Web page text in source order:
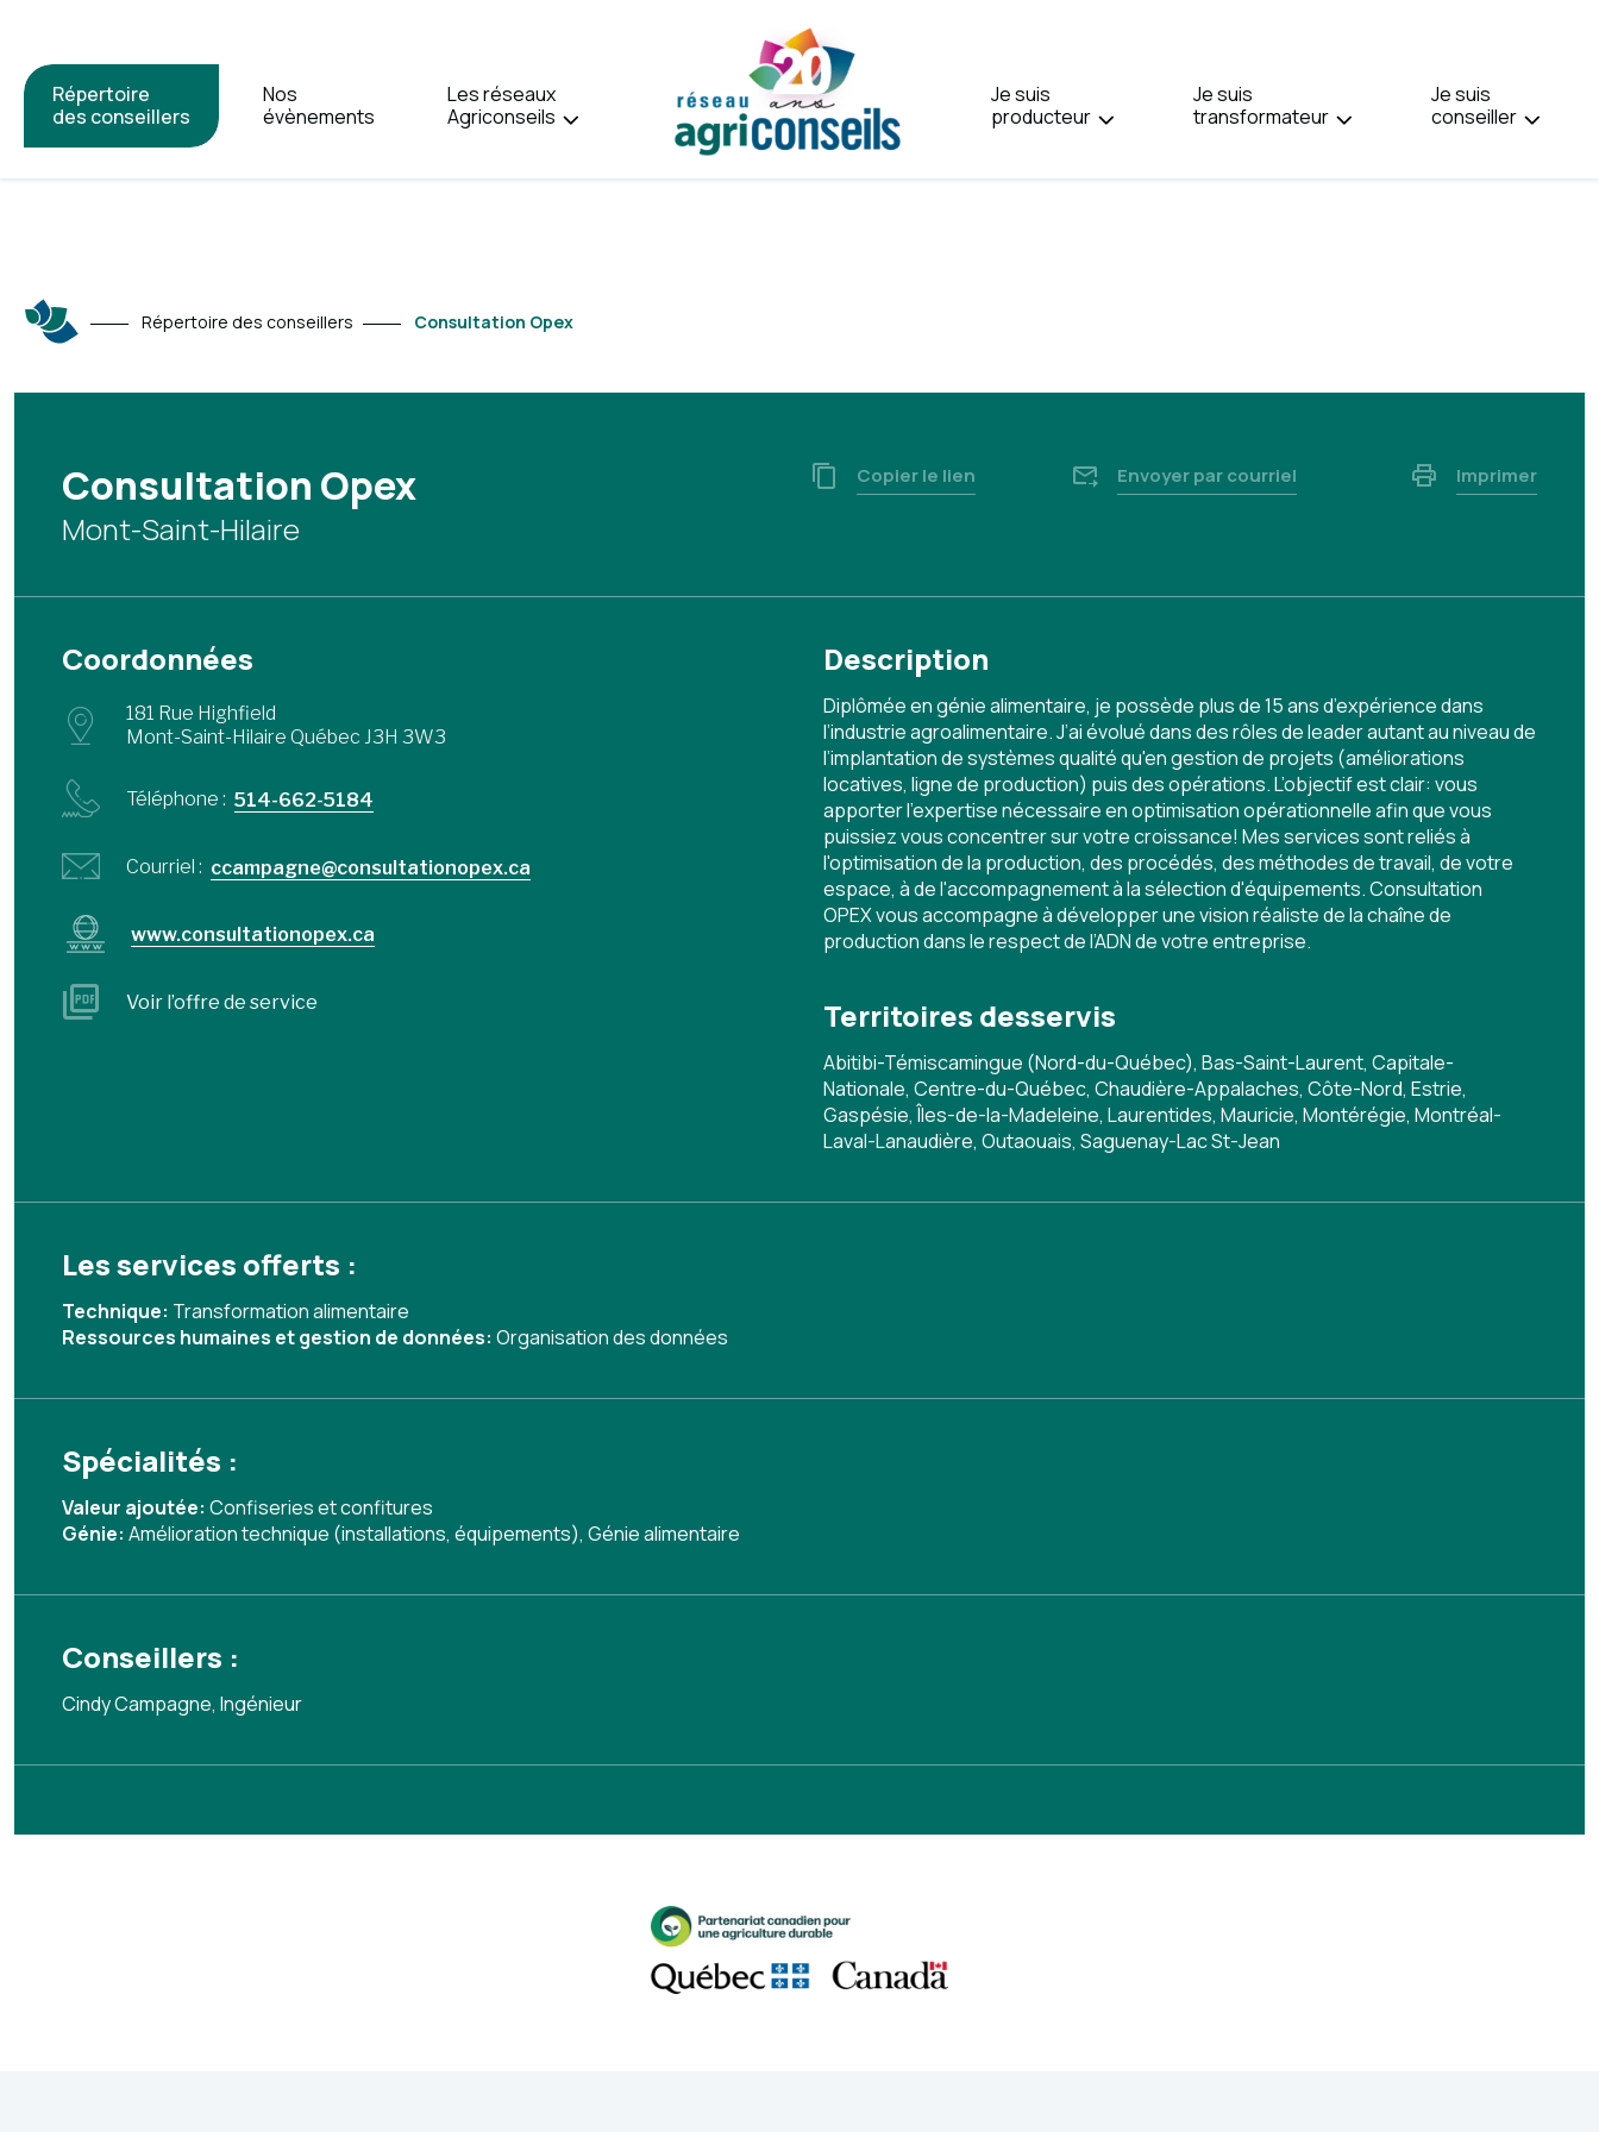
Répertoire
des conseillers
Nos
évènements
Les réseaux
Agriconseils
Je suis
producteur
Je suis
transformateur
Je suis
conseiller
ENGLISH.
Répertoire des conseillers Consultation Opex
Consultation Opex
Mont-Saint-Hilaire
Copier le lien Envoyer par courriel Imprimer
Coordonnées
181 Rue Highfield
Mont-Saint-Hilaire Québec J3H 3W3
Téléphone : 514-662-5184
Courriel : ccampagne@consultationopex.ca
www.consultationopex.ca
Voir l’offre de service
Description
Diplômée en génie alimentaire, je possède plus de 15 ans d’expérience dans
l’industrie agroalimentaire. J’ai évolué dans des rôles de leader autant au niveau de
l’implantation de systèmes qualité qu'en gestion de projets (améliorations
locatives, ligne de production) puis des opérations. L’objectif est clair: vous
apporter l’expertise nécessaire en optimisation opérationnelle afin que vous
puissiez vous concentrer sur votre croissance! Mes services sont reliés à
l'optimisation de la production, des procédés, des méthodes de travail, de votre
espace, à de l'accompagnement à la sélection d'équipements. Consultation
OPEX vous accompagne à développer une vision réaliste de la chaîne de
production dans le respect de l’ADN de votre entreprise.
Territoires desservis
Abitibi-Témiscamingue (Nord-du-Québec), Bas-Saint-Laurent, Capitale-
Nationale, Centre-du-Québec, Chaudière-Appalaches, Côte-Nord, Estrie,
Gaspésie, Îles-de-la-Madeleine, Laurentides, Mauricie, Montérégie, Montréal-
Laval-Lanaudière, Outaouais, Saguenay-Lac St-Jean
Les services offerts :
Technique: Transformation alimentaire
Ressources humaines et gestion de données: Organisation des données
Spécialités :
Valeur ajoutée: Confiseries et confitures
Génie: Amélioration technique (installations, équipements), Génie alimentaire
Conseillers :
Cindy Campagne, Ingénieur